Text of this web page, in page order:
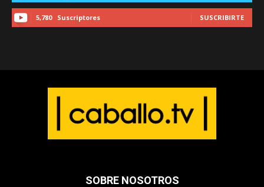
5,780 Suscriptores SUSCRIBIRTE
SOBRE NOSOTROS